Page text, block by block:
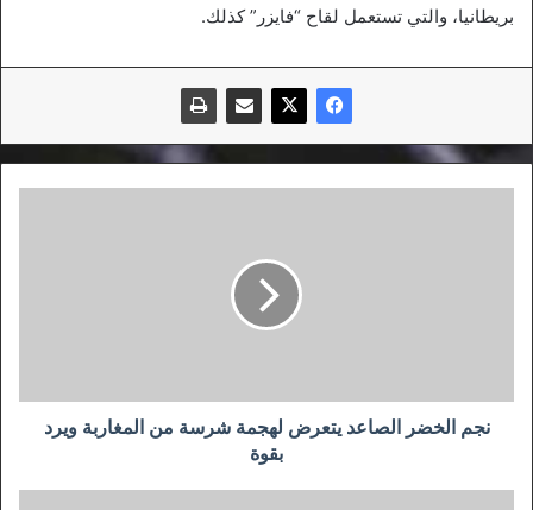
بريطانيا، والتي تستعمل لقاح “فايزر” كذلك.
ويرد
بقوةنجم الخضر الصاعد يتعرض لهجمة شرسة من المغاربة ويرد
بقوة